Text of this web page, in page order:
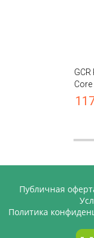
Core
Публичная
Политика